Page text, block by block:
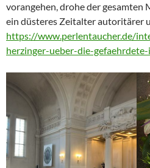
vorangehen, drohe der gesamten
ein düsteres Zeitalter autoritärer
https://www.perlentaucher.de/
herzinger-ueber-die-